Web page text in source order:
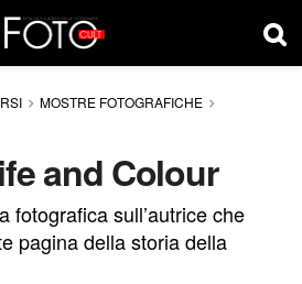
MOSTRE FOTOGRAFICHE
and Colour
fotografica sull’autrice che
pagina della storia della